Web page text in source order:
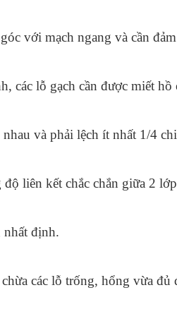
với mạch ngang và cần
các lỗ gạch cần được miết
và phải lệch ít nhất 1/4
liên kết chắc chắn giữa 2
nhất định.
các lỗ trống, hổng vừa đủ